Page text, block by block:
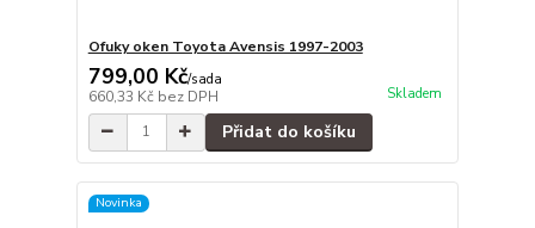
Ofuky oken Toyota Avensis 1997-2003
799,00 Kč/sada
660,33 Kč bez DPH Skladem
Přidat do košíku
Novinka